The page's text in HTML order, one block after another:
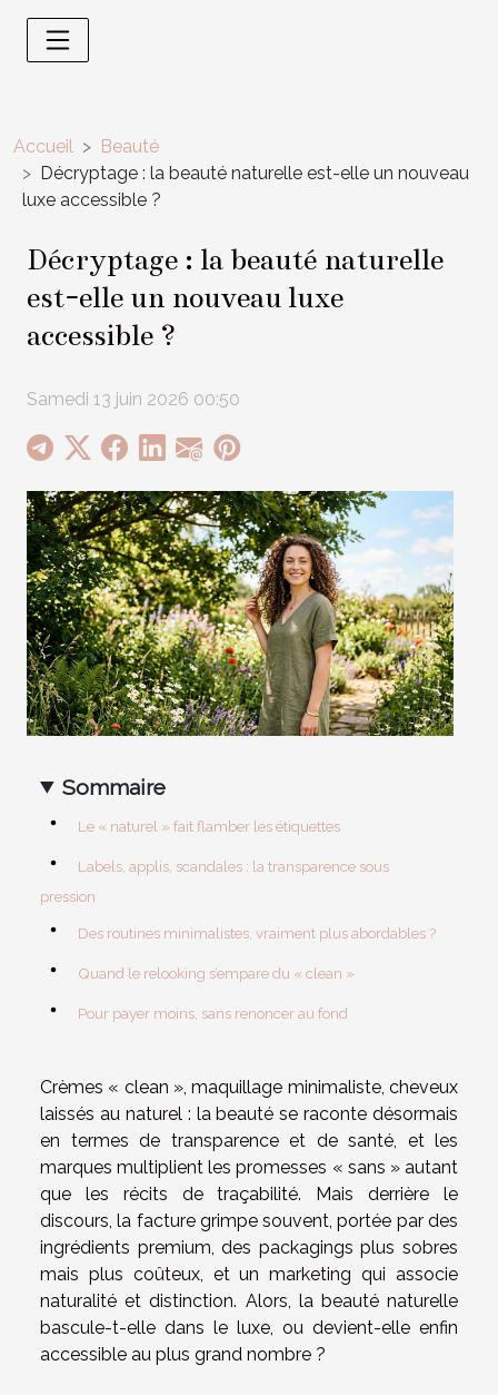
Accueil
Beauté
Décryptage : la beauté naturelle est-elle un nouveau
luxe accessible ?
Décryptage : la beauté naturelle
est-elle un nouveau luxe
accessible ?
Samedi 13 juin 2026 00:50
Sommaire
Le « naturel » fait flamber les étiquettes
Labels, applis, scandales : la transparence sous
pression
Des routines minimalistes, vraiment plus abordables ?
Quand le relooking s’empare du « clean »
Pour payer moins, sans renoncer au fond
Crèmes « clean », maquillage minimaliste, cheveux
laissés au naturel : la beauté se raconte désormais
en termes de transparence et de santé, et les
marques multiplient les promesses « sans » autant
que les récits de traçabilité. Mais derrière le
discours, la facture grimpe souvent, portée par des
ingrédients premium, des packagings plus sobres
mais plus coûteux, et un marketing qui associe
naturalité et distinction. Alors, la beauté naturelle
bascule-t-elle dans le luxe, ou devient-elle enfin
accessible au plus grand nombre ?